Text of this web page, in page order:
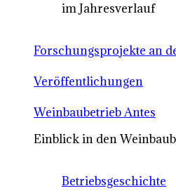
im Jahresverlauf
Forschungsprojekte an
Veröffentlichungen
Weinbaubetrieb Antes
Einblick in den
Betriebsgeschichte